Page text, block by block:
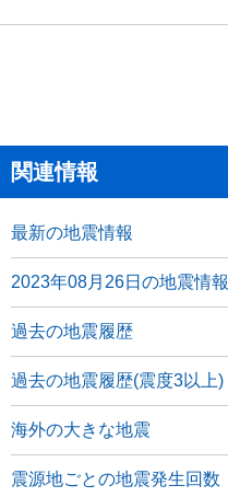
関連情報
最新の地震情報
2023年08月26日の地震情報
過去の地震履歴
過去の地震履歴(震度3以上)
海外の大きな地震
震源地ごとの地震発生回数